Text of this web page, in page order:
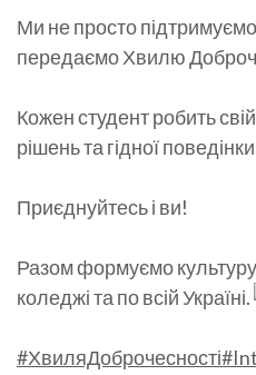
Ми не просто
передаємо Хвилю
Кожен студент робить
рішень та гідної
Приєднуйтесь і ви!
Разом формуємо
коледжі та по всій Україні.
#ХвиляДоброчесності